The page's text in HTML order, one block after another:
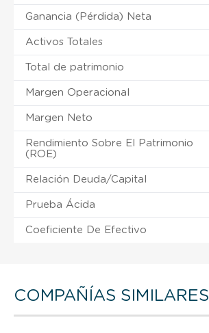
Ganancia (Pérdida) Neta
Activos Totales
Total de patrimonio
Margen Operacional
Margen Neto
Rendimiento Sobre El Patrimonio
(ROE)
Relación Deuda/Capital
Prueba Ácida
Coeficiente De Efectivo
COMPAÑÍAS SIMILARES